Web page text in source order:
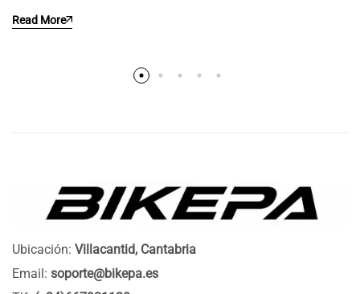
Read More
Ubicación: Villacantid, Cantabria
Email: soporte@bikepa.es